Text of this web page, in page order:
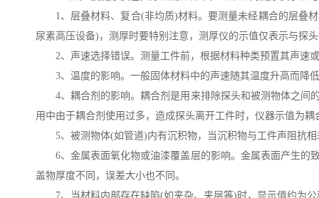
1、层叠材料、复合(非均质)材料。要测量未经耦合的层叠
尿素高压设备)，测厚时要特别注意，测厚仪的示值仅表示与探
2、声速选择错误。测量工件前，根据材料种类预置其声速
3、温度的影响。一般固体材料中的声速随其温度升高而降
4、耦合剂的影响。耦合剂是用来排除探头和被测物体之间
用中由于耦合剂使用过多，造成探头离开工件时，仪器示值为耦
5、被测物体(如管道)内有沉积物，当沉积物与工件声阻抗
6、金属表面氧化物或油漆覆盖层的影响。金属表面产生的
盖物厚度不同，误差大小也不同。
7、当材料内部存在缺陷(如夹杂、夹层等)时，显示值约为